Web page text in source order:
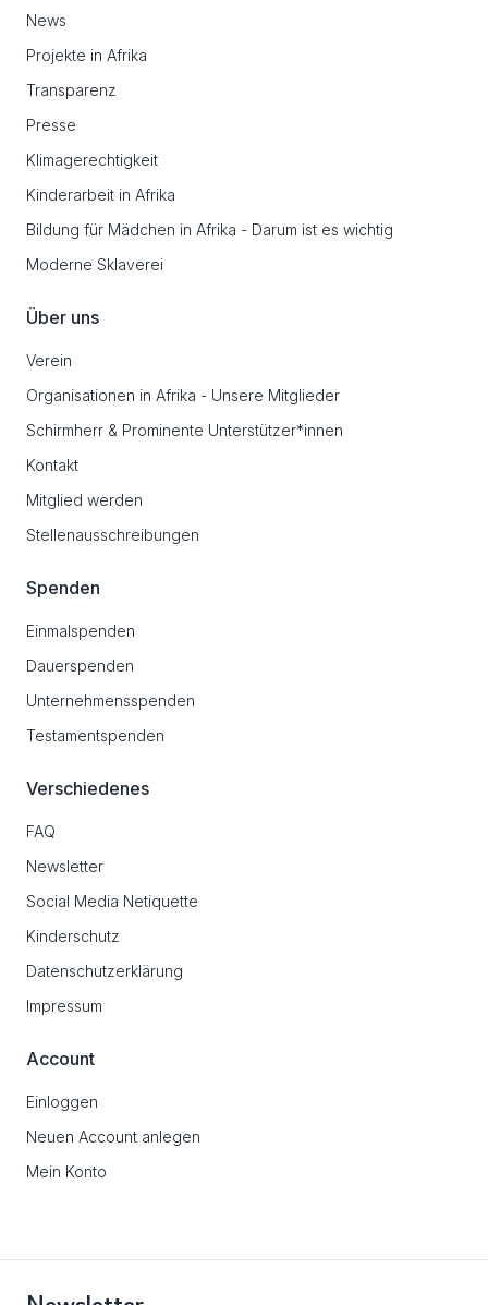
News
Projekte in Afrika
Transparenz
Presse
Klimagerechtigkeit
Kinderarbeit in Afrika
Bildung für Mädchen in Afrika - Darum ist es wichtig
Moderne Sklaverei
Über uns
Verein
Organisationen in Afrika - Unsere Mitglieder
Schirmherr & Prominente Unterstützer*innen
Kontakt
Mitglied werden
Stellenausschreibungen
Spenden
Einmalspenden
Dauerspenden
Unternehmensspenden
Testamentspenden
Verschiedenes
FAQ
Newsletter
Social Media Netiquette
Kinderschutz
Datenschutzerklärung
Impressum
Account
Einloggen
Neuen Account anlegen
Mein Konto